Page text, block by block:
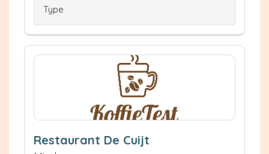
Type
Restaurant De Cuijt